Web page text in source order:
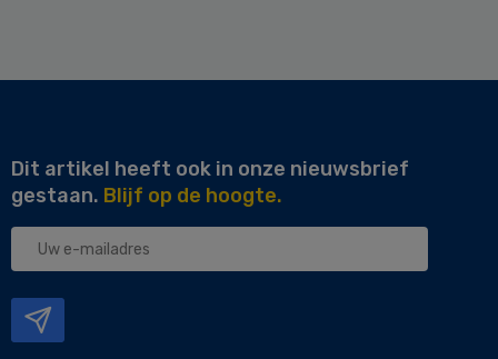
Dit artikel heeft ook in onze nieuwsbrief
gestaan. Blijf op de hoogte.
Uw